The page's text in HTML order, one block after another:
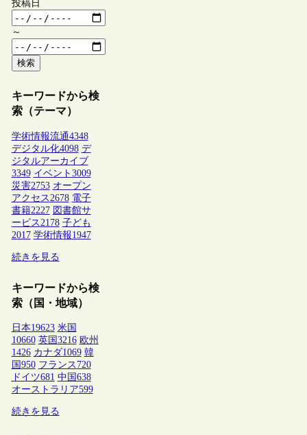
投稿日
～
検索
キーワードから検
索（テーマ）
学術情報流通4348
デジタル化4098 デ
ジタルアーカイブ
3349 イベント 3009
災害2753 オープン
アクセス 2678 電子
書籍2227 図書館サ
ービス 2178 子ども
2017 学術情報1947
続きを見る
キーワードから検
索（国・地域）
日本19623 米国
10660 英国 3216 欧州
1426 カナダ1069 韓
国 950 フランス 720
ドイツ681 中国 638
オーストラリア599
続きを見る